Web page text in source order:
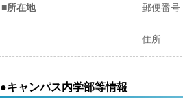
■所在地 郵便番号
住所
●キャンパス内学部等情報